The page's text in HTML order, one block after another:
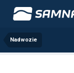
Nadwozie